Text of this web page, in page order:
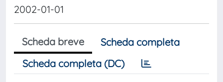
2002-01-01
Scheda breve
Scheda completa
Scheda completa (DC)